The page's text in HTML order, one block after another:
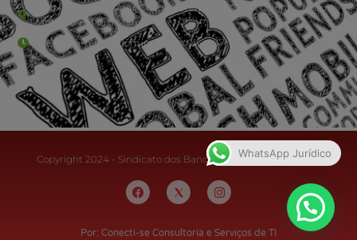
Estrada Governador Chagas Freitas – 3.780 – Colônia Santo
Antônio – Barra Mansa
De terça-feira a domingo, das 9h às 17h
Copyright 2024 - Sindicato dos Bancários do Sul Fluminense
Por: Conecti-se Consultoria e Serviços de TI
WhatsApp Jurídico